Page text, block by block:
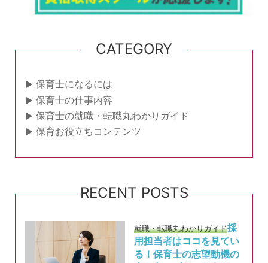
CATEGORY
保育士になるには
保育士の仕事内容
保育士の就職・転職丸わかりガイド
保育お役立ちコンテンツ
RECENT POSTS
就職・転職丸わかりガイド採
用担当者はココを見てい
る！保育士の志望動機の